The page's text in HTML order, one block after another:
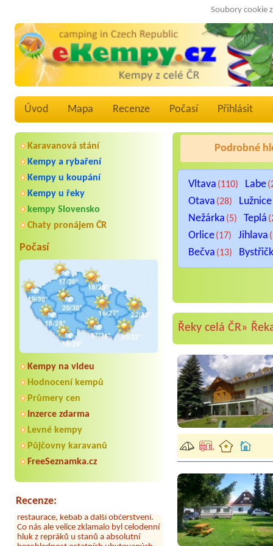
Soubory cookie
Úvod Mapa Recenze Počasí Přihlásit
Karavanová stání
Kempy a rybaření
Kempy u koupání
Kempy u řeky
kempy Slovensko
Chaty pronájem ČR
Počasí
Kempy na videu
Hodnocení kempů
Průmery cen
Inzerce zdarma
Levné kempy
Půjčovny karavanů
FreeSeznamka.cz
Recenze:
Aneta Melicharová
Byli jsme zde v týdnu od 25.7. do 1.8.
umývárně i na WC bylo vždy čisto,
množství návštěvníků není
restaurace, kebab a další občerstvení.
Co nás ale velice zklamalo byl celodenní
hluk z repráků u stanů a absolutní
bezohlednost ostatních ubytovaných.
Přes den jsem si připadala jak na pouti-
Podrobné
Vltava (110) Labe
Otava (28) Lužnice
Nežárka (5) Teplá
Orlice(17) Jihlava
Bečva (13)
Řeky celá ČR»